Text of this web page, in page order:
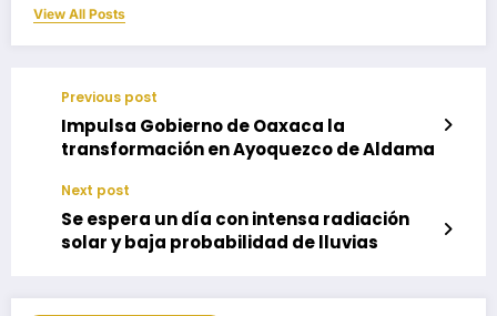
View All Posts
Previous post
Impulsa Gobierno de Oaxaca la
transformación en Ayoquezco de Aldama
Next post
Se espera un día con intensa radiación
solar y baja probabilidad de lluvias